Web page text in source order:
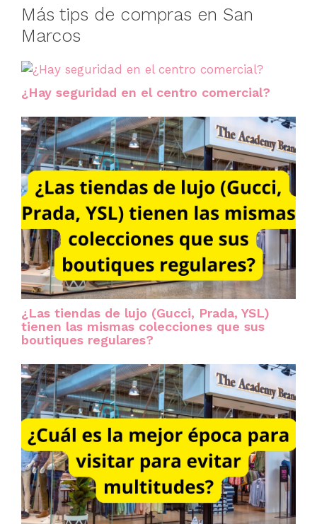
Más tips de compras en San
Marcos
¿Hay seguridad en el centro comercial?
¿Las tiendas de lujo (Gucci, Prada, YSL)
tienen las mismas colecciones que sus
boutiques regulares?